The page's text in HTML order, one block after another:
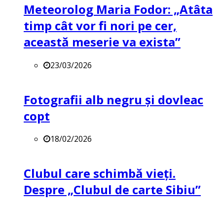
Meteorolog Maria Fodor: „Atâta
timp cât vor fi nori pe cer,
această meserie va exista”
23/03/2026
Fotografii alb negru și dovleac
copt
18/02/2026
Clubul care schimbă vieți.
Despre „Clubul de carte Sibiu”